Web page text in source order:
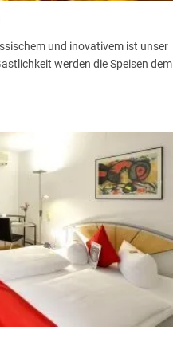
und inovativem ist unser
werden die Speisen dem